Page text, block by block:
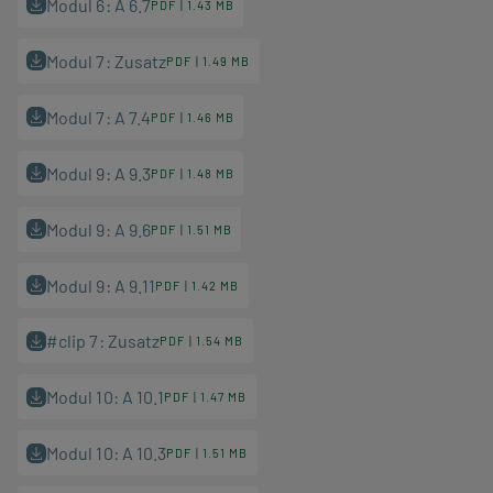
Modul 6: A 6.7PDF | 1.43 MB
Modul 7: ZusatzPDF | 1.49 MB
Modul 7: A 7.4PDF | 1.46 MB
Modul 9: A 9.3PDF | 1.48 MB
Modul 9: A 9.6PDF | 1.51 MB
Modul 9: A 9.11 PDF | 1.42 MB
#clip 7: ZusatzPDF | 1.54 MB
Modul 10: A 10.1 PDF | 1.47 MB
Modul 10: A 10.3PDF | 1.51 MB